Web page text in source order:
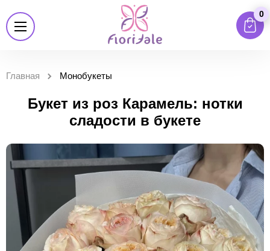
0
Главная Монобукеты
Букет из роз Карамель: нотки
сладости в букете